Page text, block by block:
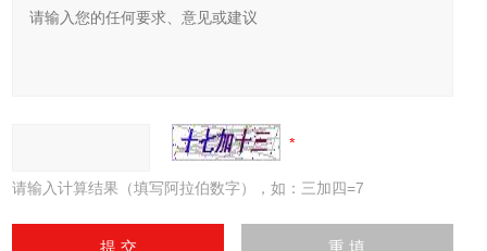
请输入计算结果（填写阿拉伯数字），如：三加四=7